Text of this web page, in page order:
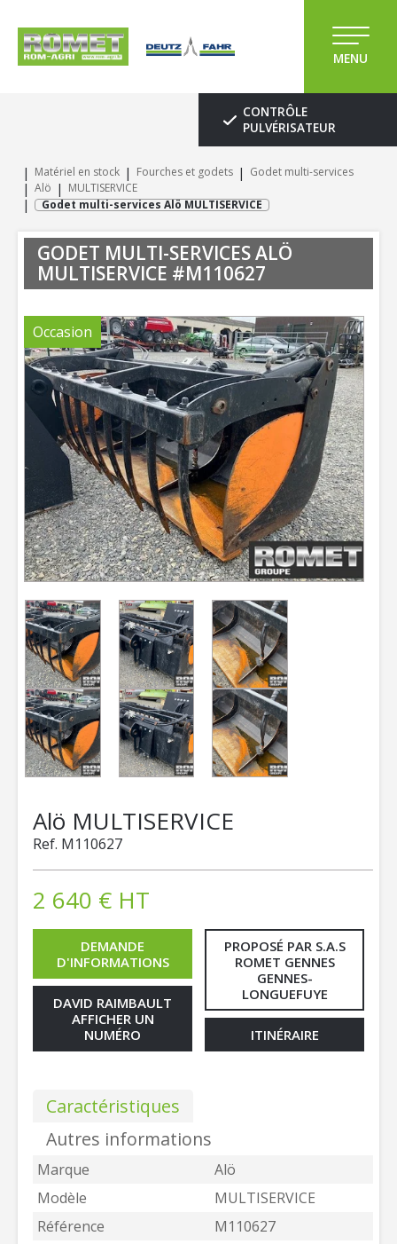
MENU
CONTRÔLE
PULVÉRISATEUR
Matériel en stock Fourches et godets
Godet multi-services
Alö
MULTISERVICE
Godet multi-services Alö MULTISERVICE
GODET MULTI-SERVICESALÖ
MULTISERVICE #M110627
Occasion
Alö MULTISERVICE
Ref. M110627
2 640 € HT
Caractéristiques
Autres informations
Marque
Alö
Modèle
MULTISERVICE
Référence
M110627
DEMANDE
D'INFORMATIONS
DAVID RAIMBAULT
AFFICHER UN
NUMÉRO
PROPOSÉ PAR S.A.S
ROMET GENNES
GENNES-
LONGUEFUYE
ITINÉRAIRE